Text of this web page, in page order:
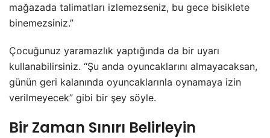
mağazada talimatları izlemezseniz, bu gece bisiklete
binemezsiniz.”
Çocuğunuz yaramazlık yaptığında da bir uyarı
kullanabilirsiniz. “Şu anda oyuncaklarını almayacaksan,
günün geri kalanında oyuncaklarınla oynamaya izin
verilmeyecek” gibi bir şey söyle.
Bir Zaman Sınırı Belirleyin